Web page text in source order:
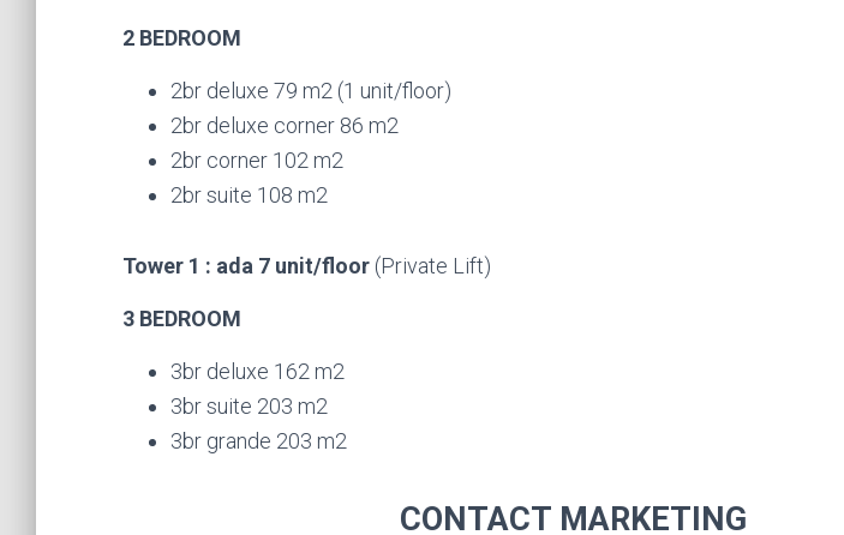
2 BEDROOM
2br deluxe 79 m2 (1 unit/floor)
2br deluxe corner 86 m2
2br corner 102 m2
2br suite 108 m2
Tower 1 : ada 7 unit/floor (Private Lift)
3 BEDROOM
3br deluxe 162 m2
3br suite 203 m2
3br grande 203 m2
CONTACT MARKETING